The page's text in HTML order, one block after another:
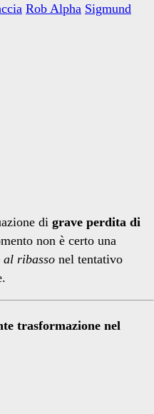
Rob Alpha Sigmund
di grave perdita di
non è certo una
ribasso nel tentativo
trasformazione nel